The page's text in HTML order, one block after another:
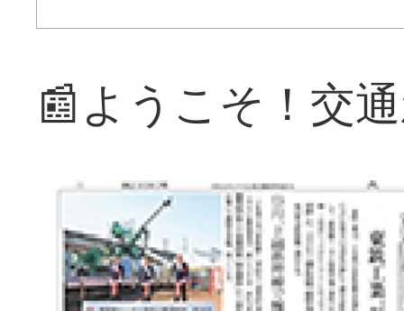
📰ようこそ！交